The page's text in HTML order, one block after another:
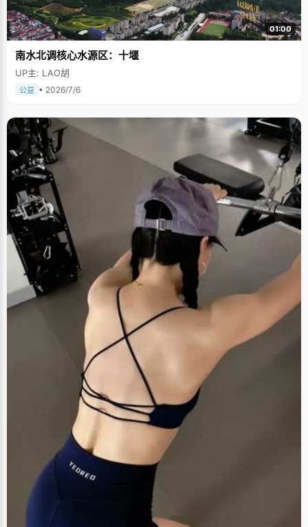
01:00
南水北调核心水源区：十堰
UP主: LAO胡
公益 • 2026/7/6